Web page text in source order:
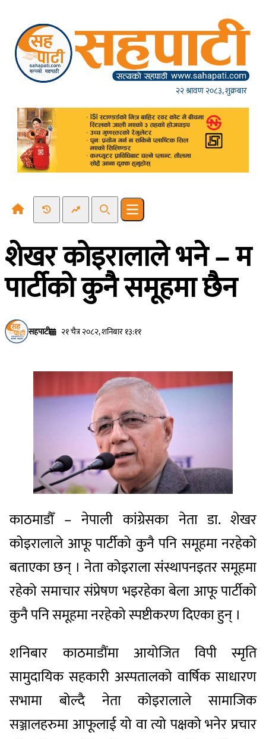
२२ श्रावण २०८३, शुक्रबार
Recent NewsTrending News
SearchOpen main menu
शेखर कोइरालाले भने – म
पार्टीको कुनै समूहमा छैन
सहपाटी २१ चैत्र २०८२, शनिबार १३:११
काठमाडौँ – नेपाली कांग्रेसका नेता डा. शेखर
कोइरालाले आफू पार्टीको कुनै पनि समूहमा नरहेको
बताएका छन् । नेता कोइराला संस्थापनइतर समूहमा
रहेको समाचार संप्रेषण भइरहेका बेला आफू पार्टीको
कुनै पनि समूहमा नरहेको स्पष्टीकरण दिएका हुन् ।
शनिबार काठमाडौंमा आयोजित विपी स्मृति
सामुदायिक सहकारी अस्पतालको वार्षिक साधारण
सभामा बोल्दै नेता कोइरालाले सामाजिक
सञ्जालहरुमा आफूलाई यो वा त्यो पक्षको भनेर प्रचार